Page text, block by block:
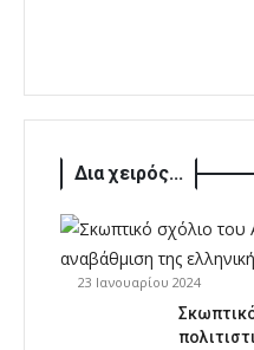
Δια χειρός...
23 Ιανουαρίου 2024